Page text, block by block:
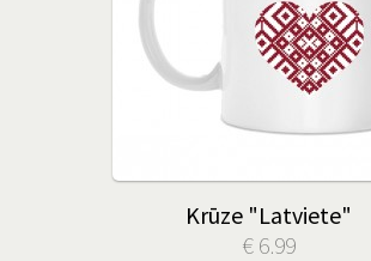
Krūze "Latviete"
€ 6.99